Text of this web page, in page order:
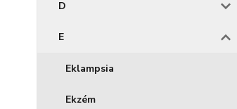
D
E
Eklampsia
Ekzém